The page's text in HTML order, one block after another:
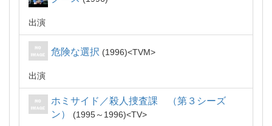
出演
危険な選択 1996 TVM
出演
ホミサイド／殺人捜査課 （第３シーズ
ン）
1995～1996
TV